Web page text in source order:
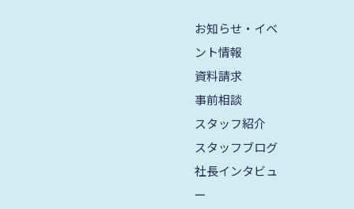
お知らせ・イベ
ント情報
資料請求
事前相談
スタッフ紹介
スタッフブログ
社長インタビュ
ー